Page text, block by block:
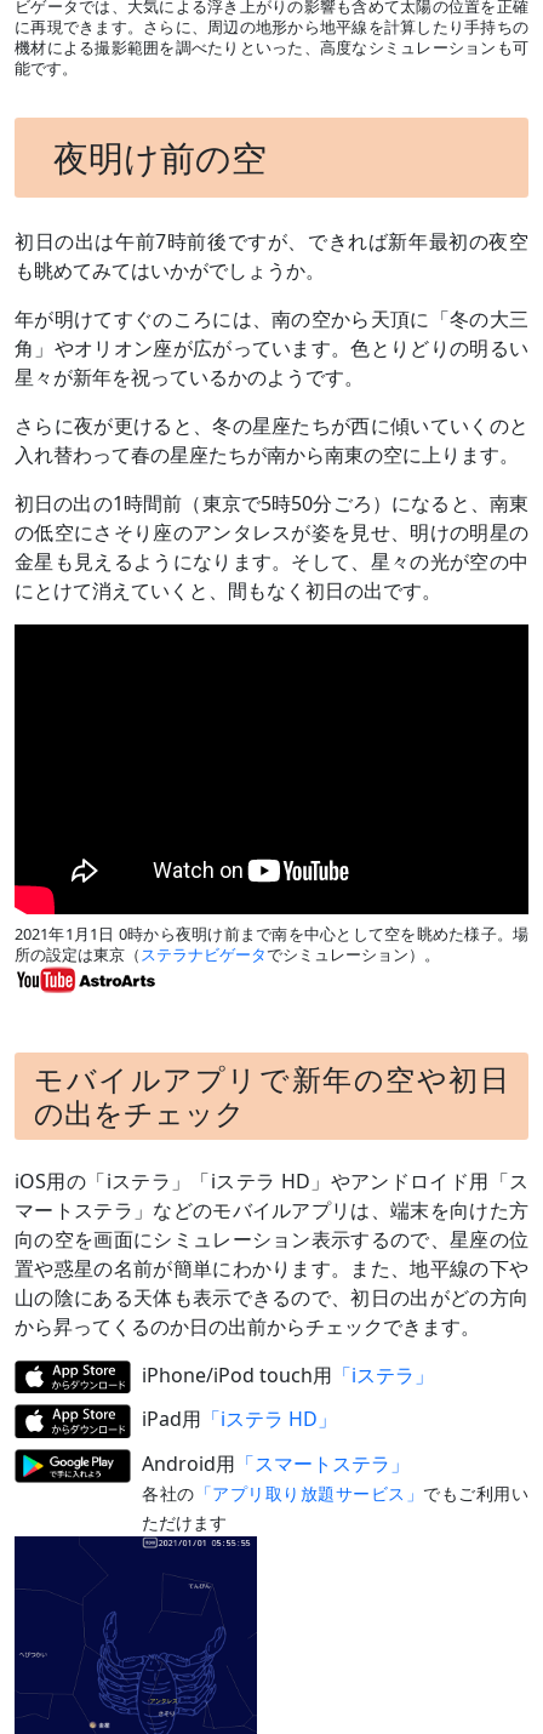
ビゲータでは、大気による浮き上がりの影響も含めて太陽の位置を正確
に再現できます。さらに、周辺の地形から地平線を計算したり手持ちの
機材による撮影範囲を調べたりといった、高度なシミュレーションも可
能です。
夜明け前の空
初日の出は午前7時前後ですが、できれば新年最初の夜空
も眺めてみてはいかがでしょうか。
年が明けてすぐのころには、南の空から天頂に「冬の大三
角」やオリオン座が広がっています。色とりどりの明るい
星々が新年を祝っているかのようです。
さらに夜が更けると、冬の星座たちが西に傾いていくのと
入れ替わって春の星座たちが南から南東の空に上ります。
初日の出の1時間前（東京で5時50分ごろ）になると、南東
の低空にさそり座のアンタレスが姿を見せ、明けの明星の
金星も見えるようになります。そして、星々の光が空の中
にとけて消えていくと、間もなく初日の出です。
2021年1月1日 0時から夜明け前まで南を中心として空を眺めた様子。場
所の設定は東京（ ステラナビゲータでシミュレーション）。
モバイルアプリで新年の空や初日
の出をチェック
iOS用の「iステラ」「iステラ HD」やアンドロイド用「ス
マートステラ」などのモバイルアプリは、端末を向けた方
向の空を画面にシミュレーション表示するので、星座の位
置や惑星の名前が簡単にわかります。また、地平線の下や
山の陰にある天体も表示できるので、初日の出がどの方向
から昇ってくるのか日の出前からチェックできます。
iPhone/iPod touch用 「iステラ」
iPad用 「iステラ HD」
Android用 「スマートステラ」
各社の 「アプリ取り放題サービス」 でもご利用い
ただけます